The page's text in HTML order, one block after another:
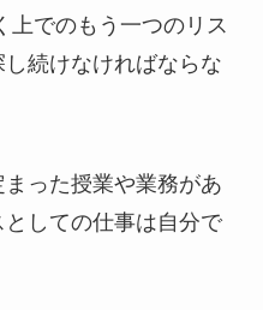
でのもう一つのリス
続けなければならな
った授業や業務があ
しての仕事は自分で